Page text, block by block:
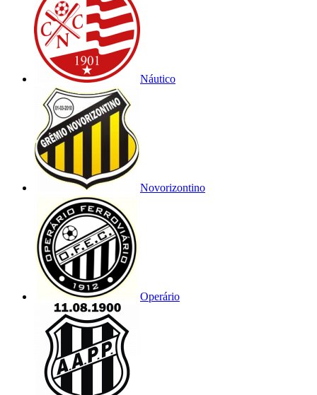
Náutico
Novorizontino
Operário